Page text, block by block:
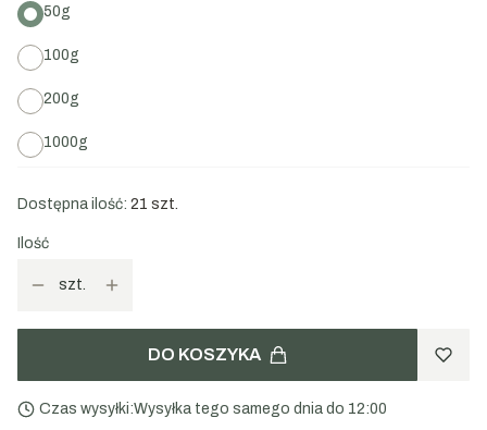
50g
100g
200g
1000g
Dostępna ilość: 21 szt.
Ilość
szt.
DO KOSZYKA
Czas wysyłki:Wysyłka tego samego dnia do 12:00